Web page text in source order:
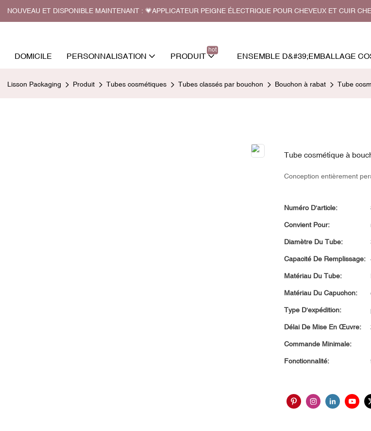
NOUVEAU ET DISPONIBLE MAINTENANT : 💗APPLICATEUR PEIGNE ÉLECTRIQUE POUR CHEVEUX ET CUIR
DOMICILE PERSONNALISATION PRODUIT
hot
ENSEMBLE D&#39;EMBALLAGE
Lisson Packaging Produit Tubes cosmétiques Tubes classés par bouchon Bouchon à rabat Tube
Tube cosmétique à
Conception entièrement
Numéro D'article:
Convient Pour:
Diamètre Du Tube:
Capacité De Remplissage:
Matériau Du Tube:
Matériau Du Capuchon:
Type D'expédition:
Délai De Mise En Œuvre:
Commande Minimale:
Fonctionnalité: